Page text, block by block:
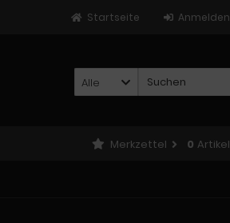
Anmelden
Startseite
Alle
Merkzettel 0 Artikel